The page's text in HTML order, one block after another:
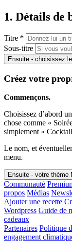
1. Détails de
Titre *
Sous-titre
Ensuite - choisissez
Créez votre
Commençons.
Choisissez d’abord
chose comme «
simplement «
Le nom, et
menu.
Ensuite - votre thème
Communauté
propos Médias
Ajouter une recette
Wordpress Guide de
cadeaux
Partenaires Politique
engagement